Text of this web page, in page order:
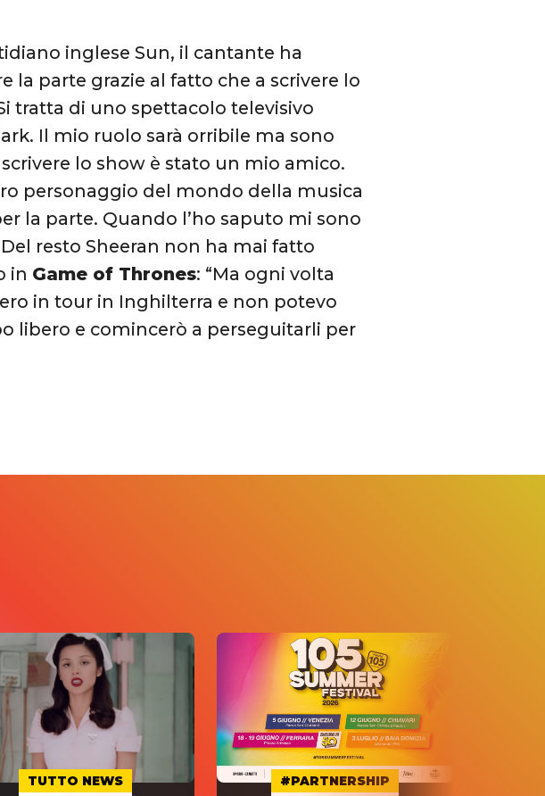
inglese Sun, il cantante ha
la parte grazie al fatto che a scrivere lo
tratta di uno spettacolo televisivo
Il mio ruolo sarà orribile ma sono
lo show è stato un mio amico.
personaggio del mondo della musica
la parte. Quando l’ho saputo mi sono
resto Sheeran non ha mai fatto
in Game of Thrones: “Ma ogni volta
in tour in Inghilterra e non potevo
libero e comincerò a perseguitarli per
TUTTO NEWS #PARTNERSHIP